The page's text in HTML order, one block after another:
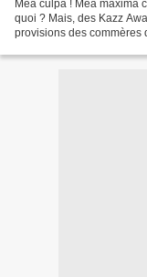
Mea culpa ! Mea maxima
quoi ? Mais, des Kazz
provisions des commères